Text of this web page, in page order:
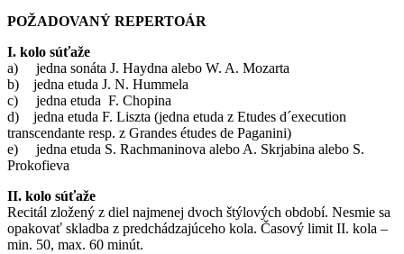
POŽADOVANÝ REPERTOÁR
I. kolo súťaže
a) jedna sonáta J. Haydna alebo W. A. Mozarta
b) jedna etuda J. N. Hummela
c) jedna etuda F. Chopina
d) jedna etuda F. Liszta (jedna etuda z Etudes d´execution
transcendante resp. z Grandes études de Paganini)
e) jedna etuda S. Rachmaninova alebo A. Skrjabina alebo S.
Prokofieva
II. kolo súťaže
Recitál zložený z diel najmenej dvoch štýlových období. Nesmie sa
opakovať skladba z predchádzajúceho kola. Časový limit II. kola –
min. 50, max. 60 minút.